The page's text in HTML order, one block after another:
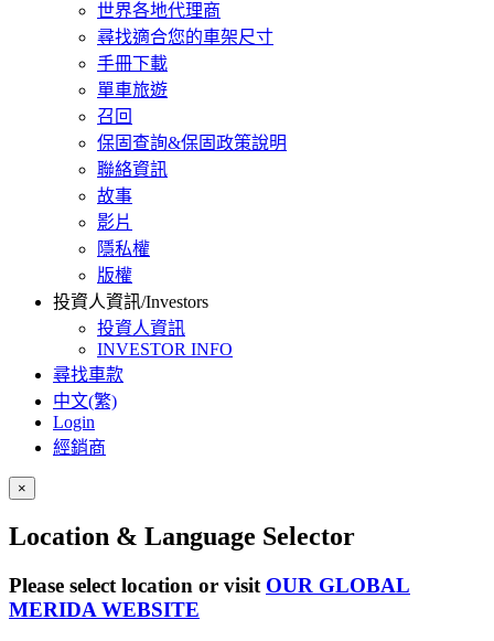
世界各地代理商
尋找適合您的車架尺寸
手冊下載
單車旅遊
召回
保固查詢&保固政策說明
聯絡資訊
故事
影片
隱私權
版權
投資人資訊/Investors
投資人資訊
INVESTOR INFO
尋找車款
中文(繁)
Login
經銷商
×
Location & Language Selector
Please select location or visit OUR GLOBAL
MERIDA WEBSITE